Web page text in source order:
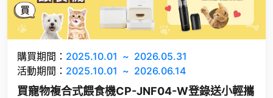
購買期間： 2025.10.01 ~ 2026.05.31
活動期間： 2025.10.01 ~ 2026.06.14
買寵物複合式餵食機CP-JNF04-W登錄送小輕攜